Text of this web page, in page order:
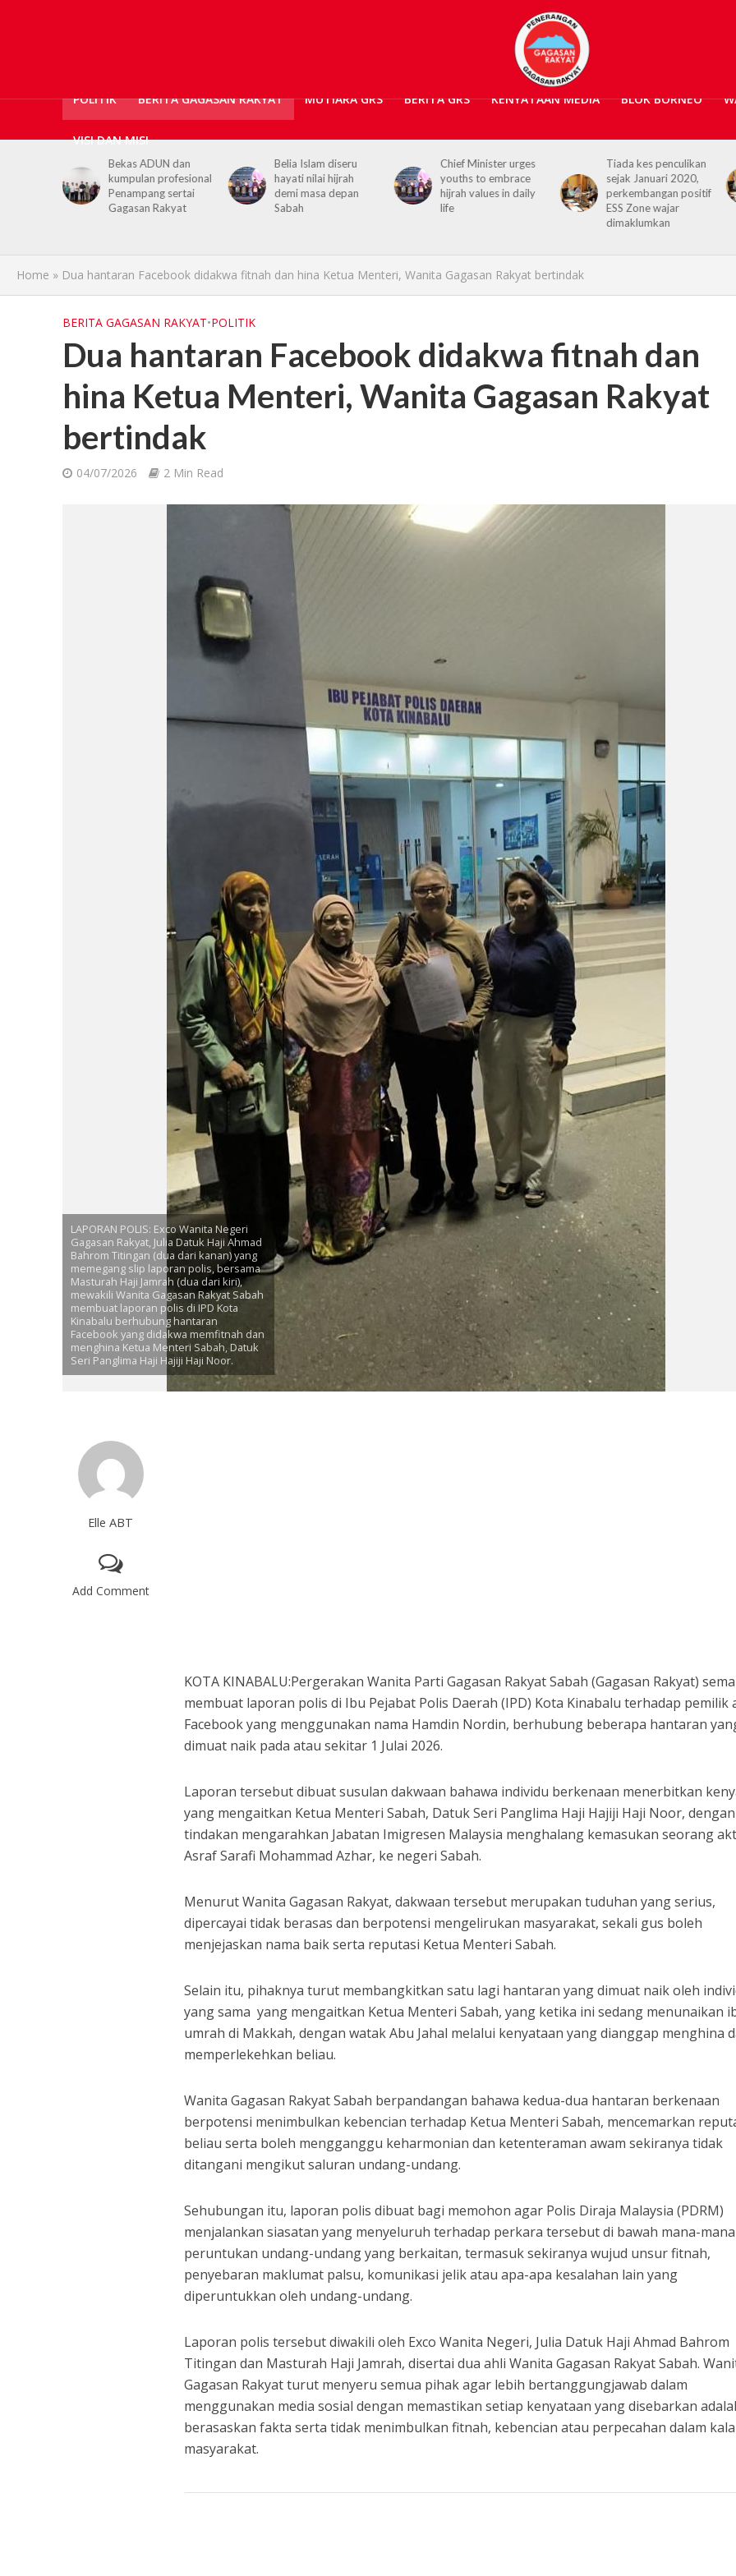
POLITIK BERITA GAGASAN RAKYAT MUTIARA GRS BERITA GRS KENYATAAN MEDIA BLOK BORNEO
VISI DAN MISI
Bekas ADUN dan
kumpulan profesional
Penampang sertai
Gagasan Rakyat
Belia Islam diseru
hayati nilai hijrah
demi masa depan
Sabah
Chief Minister urges
youths to embrace
hijrah values in daily
life
Tiada kes penculikan
sejak Januari 2020,
perkembangan positif
ESS Zone wajar
dimaklumkan
Home » Dua hantaran Facebook didakwa fitnah dan hina Ketua Menteri, Wanita Gagasan Rakyat bertindak
BERITA GAGASAN RAKYAT•POLITIK
Dua hantaran Facebook didakwa fitnah dan
hina Ketua Menteri, Wanita Gagasan Rakyat
bertindak
04/07/2026 2 Min Read
LAPORAN POLIS: Exco Wanita Negeri
Gagasan Rakyat, Julia Datuk Haji Ahmad
Bahrom Titingan (dua dari kanan) yang
memegang slip laporan polis, bersama
Masturah Haji Jamrah (dua dari kiri),
mewakili Wanita Gagasan Rakyat Sabah
membuat laporan polis di IPD Kota
Kinabalu berhubung hantaran
Facebook yang didakwa memfitnah dan
menghina Ketua Menteri Sabah, Datuk
Seri Panglima Haji Hajiji Haji Noor.
Elle ABT
Add Comment
KOTA KINABALU:Pergerakan Wanita Parti Gagasan Rakyat Sabah (Gagasan Rakyat)
membuat laporan polis di Ibu Pejabat Polis Daerah (IPD) Kota Kinabalu terhadap pemilik
Facebook yang menggunakan nama Hamdin Nordin, berhubung beberapa hantaran
dimuat naik pada atau sekitar 1 Julai 2026.
Laporan tersebut dibuat susulan dakwaan bahawa individu berkenaan menerbitkan
yang mengaitkan Ketua Menteri Sabah, Datuk Seri Panglima Haji Hajiji Haji Noor, dengan
tindakan mengarahkan Jabatan Imigresen Malaysia menghalang kemasukan seorang
Asraf Sarafi Mohammad Azhar, ke negeri Sabah.
Menurut Wanita Gagasan Rakyat, dakwaan tersebut merupakan tuduhan yang serius,
dipercayai tidak berasas dan berpotensi mengelirukan masyarakat, sekali gus boleh
menjejaskan nama baik serta reputasi Ketua Menteri Sabah.
Selain itu, pihaknya turut membangkitkan satu lagi hantaran yang dimuat naik oleh
yang sama yang mengaitkan Ketua Menteri Sabah, yang ketika ini sedang menunaikan
umrah di Makkah, dengan watak Abu Jahal melalui kenyataan yang dianggap menghina
memperlekehkan beliau.
Wanita Gagasan Rakyat Sabah berpandangan bahawa kedua-dua hantaran berkenaan
berpotensi menimbulkan kebencian terhadap Ketua Menteri Sabah, mencemarkan
beliau serta boleh mengganggu keharmonian dan ketenteraman awam sekiranya tidak
ditangani mengikut saluran undang-undang.
Sehubungan itu, laporan polis dibuat bagi memohon agar Polis Diraja Malaysia (PDRM)
menjalankan siasatan yang menyeluruh terhadap perkara tersebut di bawah mana-mana
peruntukan undang-undang yang berkaitan, termasuk sekiranya wujud unsur fitnah,
penyebaran maklumat palsu, komunikasi jelik atau apa-apa kesalahan lain yang
diperuntukkan oleh undang-undang.
Laporan polis tersebut diwakili oleh Exco Wanita Negeri, Julia Datuk Haji Ahmad Bahrom
Titingan dan Masturah Haji Jamrah, disertai dua ahli Wanita Gagasan Rakyat Sabah.
Gagasan Rakyat turut menyeru semua pihak agar lebih bertanggungjawab dalam
menggunakan media sosial dengan memastikan setiap kenyataan yang disebarkan
berasaskan fakta serta tidak menimbulkan fitnah, kebencian atau perpecahan dalam
masyarakat.